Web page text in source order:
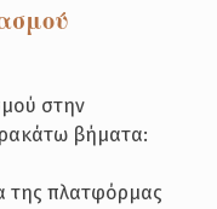
στην
βήματα:
της πλατφόρμας